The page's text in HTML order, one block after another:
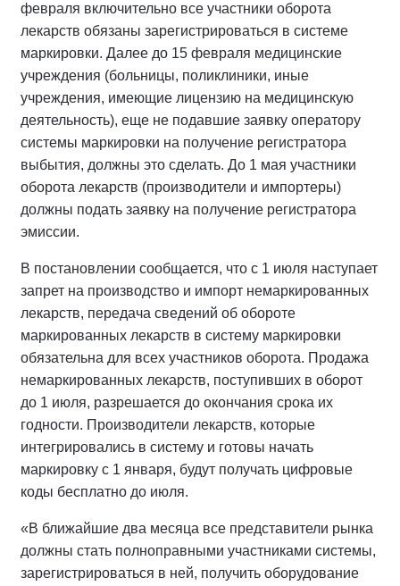
февраля включительно все участники оборота
лекарств обязаны зарегистрироваться в системе
маркировки. Далее до 15 февраля медицинские
учреждения (больницы, поликлиники, иные
учреждения, имеющие лицензию на медицинскую
деятельность), еще не подавшие заявку оператору
системы маркировки на получение регистратора
выбытия, должны это сделать. До 1 мая участники
оборота лекарств (производители и импортеры)
должны подать заявку на получение регистратора
эмиссии.
В постановлении сообщается, что с 1 июля наступает
запрет на производство и импорт немаркированных
лекарств, передача сведений об обороте
маркированных лекарств в систему маркировки
обязательна для всех участников оборота. Продажа
немаркированных лекарств, поступивших в оборот
до 1 июля, разрешается до окончания срока их
годности. Производители лекарств, которые
интегрировались в систему и готовы начать
маркировку с 1 января, будут получать цифровые
коды бесплатно до июля.
«В ближайшие два месяца все представители рынка
должны стать полноправными участниками системы,
зарегистрироваться в ней, получить оборудование